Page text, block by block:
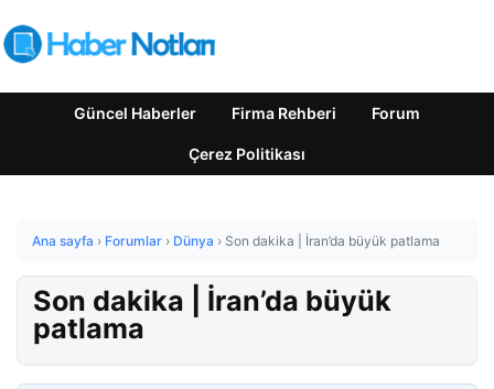
Güncel Haberler Firma Rehberi Forum
Çerez Politikası
Ana sayfa › Forumlar › Dünya › Son dakika | İran’da büyük patlama
Son dakika | İran’da büyük
patlama